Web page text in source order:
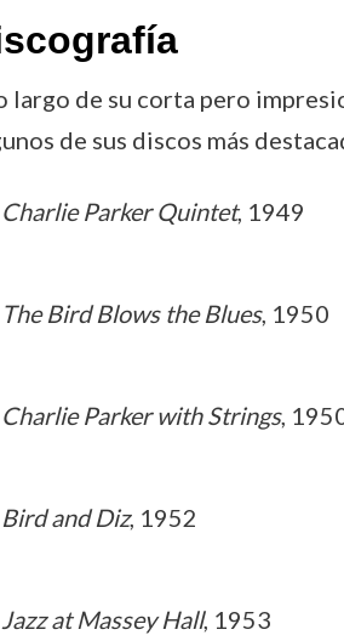
largo de su corta pero
de sus discos más
Charlie Parker Quintet, 1949
The Bird Blows the Blues, 1950
Charlie Parker with Strings,
Bird and Diz, 1952
Jazz at Massey Hall, 1953